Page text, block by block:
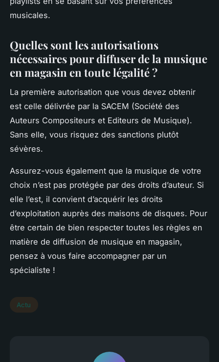
musicales.
Quelles sont les autorisations
nécessaires pour diffuser de la musique
en magasin en toute légalité ?
La première autorisation que vous devez obtenir
est celle délivrée par la SACEM (Société des
Auteurs Compositeurs et Editeurs de Musique).
Sans elle, vous risquez des sanctions plutôt
sévères.
Assurez-vous également que la musique de votre
choix n’est pas protégée par des droits d’auteur. Si
elle l’est, il convient d’acquérir les droits
d’exploitation auprès des maisons de disques. Pour
être certain de bien respecter toutes les règles en
matière de diffusion de musique en magasin,
pensez à vous faire accompagner par un
spécialiste !
Actu